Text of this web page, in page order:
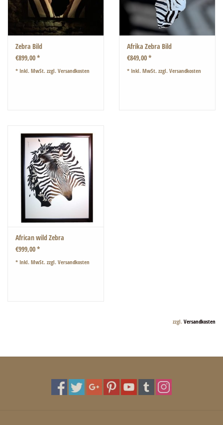
Zebra Bild
€899,00 *
* Inkl. MwSt. zzgl. Versandkosten
Afrika Zebra Bild
€849,00 *
* Inkl. MwSt. zzgl. Versandkosten
African wild Zebra
€999,00 *
* Inkl. MwSt. zzgl. Versandkosten
zzgl. Versandkosten